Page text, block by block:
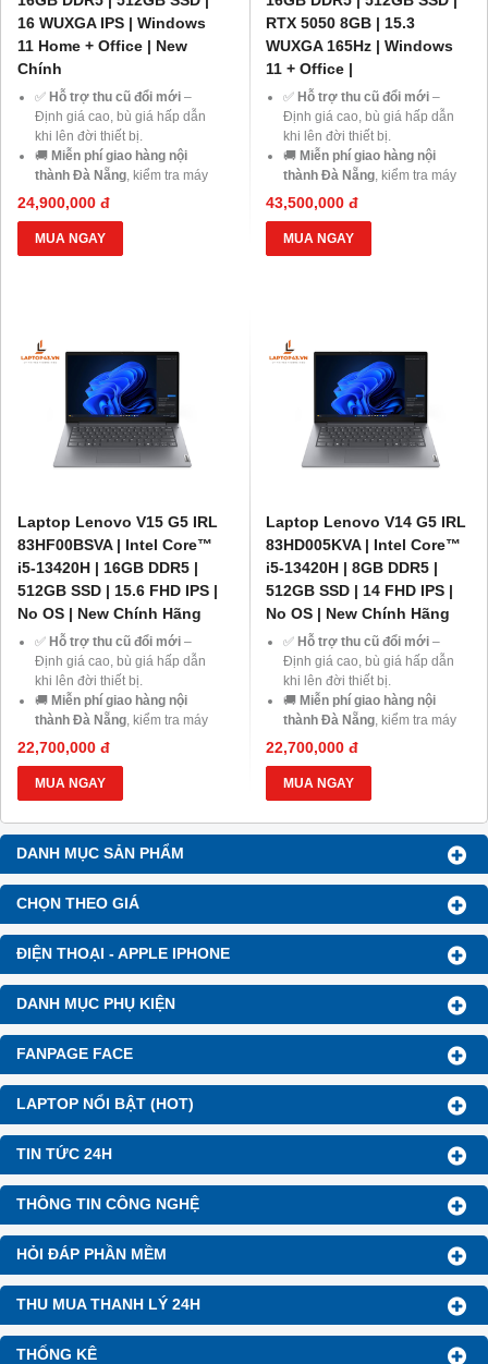
DANH MỤC SẢN PHẨM
CHỌN THEO GIÁ
ĐIỆN THOẠI - APPLE IPHONE
DANH MỤC PHỤ KIỆN
FANPAGE FACE
LAPTOP NỔI BẬT (HOT)
TIN TỨC 24H
THÔNG TIN CÔNG NGHỆ
HỎI ĐÁP PHẦN MỀM
THU MUA THANH LÝ 24H
THỐNG KÊ
16 WUXGA IPS | Windows
11 Home + Office | New
Chính
✅ Hỗ trợ thu cũ đổi mới –
Định giá cao, bù giá hấp dẫn
khi lên đời thiết bị.
🚚 Miễn phí giao hàng nội
thành Đà Nẵng, kiểm tra máy
trước khi thanh toán.
💳
Trả góp 0% qua thẻ tín
dụng hoặcHD Saison chỉ từ
1%/tháng, thủ tục đơn giản.
Sinh viên và khách hàng ở xa
cùng cơ hội nhậnVoucher
giảm đến 500.000đ
24,900,000 đ
MUA NGAY
RTX 5050 8GB | 15.3
WUXGA 165Hz | Windows
11 + Office |
✅ Hỗ trợ thu cũ đổi mới –
Định giá cao, bù giá hấp dẫn
khi lên đời thiết bị.
🚚 Miễn phí giao hàng nội
thành Đà Nẵng, kiểm tra máy
trước khi thanh toán.
💳
Trả góp 0% qua thẻ tín
dụng hoặcHD Saison chỉ từ
1%/tháng, thủ tục đơn giản.
Sinh viên và khách hàng ở xa
cùng cơ hội nhậnVoucher
giảm đến 500.000đ
43,500,000 đ
MUA NGAY
Laptop Lenovo V15 G5 IRL
83HF00BSVA | Intel Core™
i5-13420H | 16GB DDR5 |
512GB SSD | 15.6 FHD IPS |
No OS | New Chính Hãng
✅ Hỗ trợ thu cũ đổi mới –
Định giá cao, bù giá hấp dẫn
khi lên đời thiết bị.
🚚 Miễn phí giao hàng nội
thành Đà Nẵng, kiểm tra máy
trước khi thanh toán.
💳
Trả góp 0% qua thẻ tín
dụng hoặcHD Saison chỉ từ
1%/tháng, thủ tục đơn giản.
nâng cấp RAM, SSDkhi mua
laptop tại Laptop43.
🎁Ưu đãi dành cho Học sinh –
Sinh viên và khách hàng ở xa
cùng cơ hội nhận
giảm đến 500.000đ.
22,700,000 đ
MUA NGAY
Laptop Lenovo V14 G5 IRL
83HD005KVA | Intel Core™
i5-13420H | 8GB DDR5 |
512GB SSD | 14 FHD IPS |
No OS | New Chính Hãng
✅ Hỗ trợ thu cũ đổi mới –
Định giá cao, bù giá hấp dẫn
khi lên đời thiết bị.
🚚 Miễn phí giao hàng nội
thành Đà Nẵng, kiểm tra máy
trước khi thanh toán.
💳
Trả góp 0% qua thẻ tín
dụng hoặcHD Saison chỉ từ
1%/tháng, thủ tục đơn giản.
nâng cấp RAM, SSDkhi mua
🎁Ưu đãi dành cho Học sinh –
Sinh viên và khách hàng ở xa
giảm đến 500.000đ.
22,700,000 đ
MUA NGAY